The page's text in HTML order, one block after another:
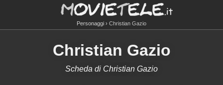
Personaggi Christian Gazio
Christian Gazio
Scheda di Christian Gazio